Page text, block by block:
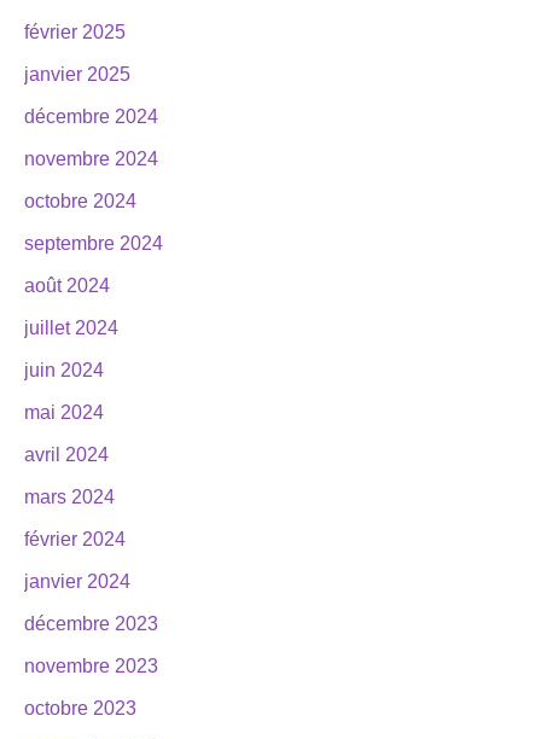
février 2025
janvier 2025
décembre 2024
novembre 2024
octobre 2024
septembre 2024
août 2024
juillet 2024
juin 2024
mai 2024
avril 2024
mars 2024
février 2024
janvier 2024
décembre 2023
novembre 2023
octobre 2023